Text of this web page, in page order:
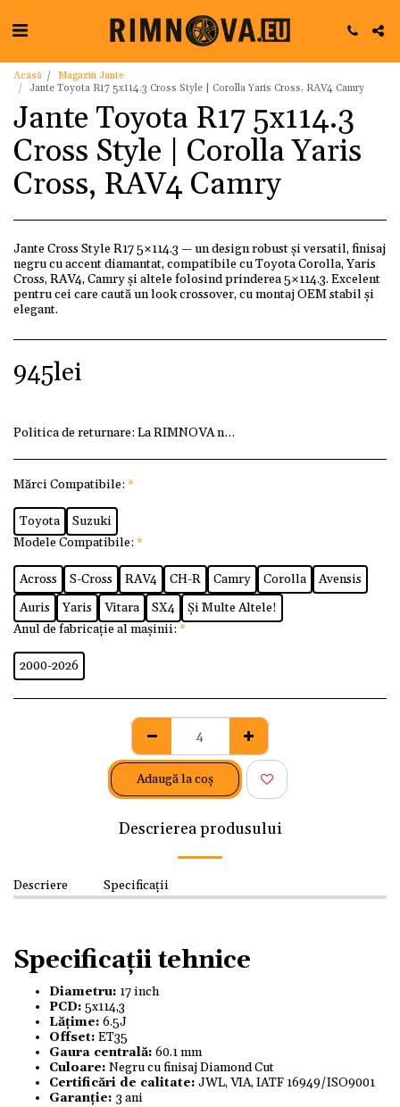
Acasă
Magazin Jante
Jante Toyota R17 5x114.3 Cross Style | Corolla Yaris Cross, RAV4 Camry
Jante Toyota R17 5x114.3
Cross Style | Corolla Yaris
Cross, RAV4 Camry
Jante Cross Style R17 5×114.3 — un design robust și versatil, finisaj
negru cu accent diamantat, compatibile cu Toyota Corolla, Yaris
Cross, RAV4, Camry și altele folosind prinderea 5×114.3. Excelent
pentru cei care caută un look crossover, cu montaj OEM stabil și
elegant.
945lei
Politica de returnare: La RIMNOVA ne dorim ca fiecare
Mărci Compatibile: *
Toyota
Suzuki
Modele Compatibile: *
Across S-Cross RAV4 CH-R Camry Corolla
Avensis
Auris
Yaris Vitara SX4
Și Multe Altele!
Anul de fabricație al mașinii: *
2000-2026
Adaugă la coş
Descrierea produsului
Descriere Specificații
Specificații tehnice
Diametru: 17 inch
PCD: 5x114,3
Lățime: 6.5J
Offset: ET35
Gaura centrală: 60.1 mm
Culoare: Negru cu finisaj Diamond Cut
Certificări de calitate: JWL, VIA, IATF 16949/ISO9001
Garanție: 3 ani